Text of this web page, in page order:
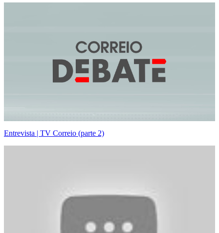
Entrevista | TV Correio (parte 2)